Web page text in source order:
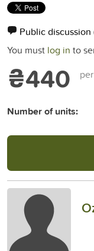
Public discussion
You must log in to
₴440
Number of units: